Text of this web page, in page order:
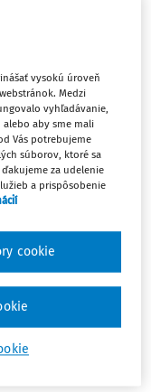
o
nákladnej
nárok podľa čl.
ako
na súde len proti
dopravcovi,
adresu
zn. 5 Obdo 3/2023
vysokú úroveň
Medzi
vyhľadávanie,
aby sme mali
Vás potrebujeme
súborov, ktoré sa
za udelenie
a prispôsobenie
cookie